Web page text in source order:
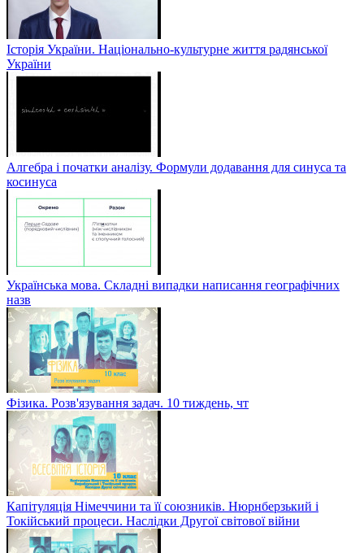
Історія України. Національно-культурне життя радянської
України
Алгебра і початки аналізу. Формули додавання для синуса та
косинуса
Українська мова. Складні випадки написання географічних
назв
Фізика. Розв'язування задач. 10 тиждень, чт
Капітуляція Німеччини та її союзників. Нюрнберзький і
Токійський процеси. Наслідки Другої світової війни